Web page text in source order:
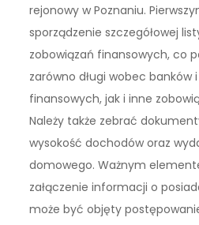
rejonowy w Poznaniu.
sporządzenie szczegółowej
zobowiązań finansowych, co
zarówno długi wobec banków
finansowych, jak i inne
Należy także zebrać
wysokość dochodów oraz
domowego. Ważnym
załączenie informacji o
może być objęty